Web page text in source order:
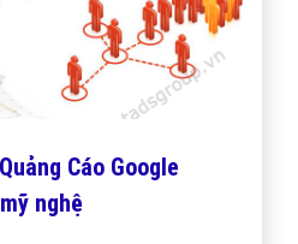
Cáo Google
nghệ